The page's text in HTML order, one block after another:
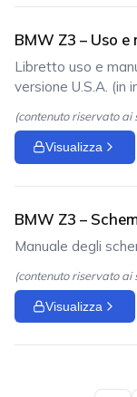
BMW Z3 – Uso
Libretto uso e
versione U.S.A. (in
(contenuto riservato ai
Visualizza
BMW Z3 –
Manuale degli
(contenuto riservato ai
Visualizza